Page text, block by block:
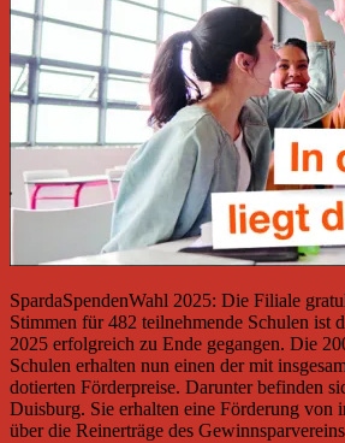
SpardaSpendenWahl 2025: Die Filiale
Stimmen für 482 teilnehmende Schulen ist
2025 erfolgreich zu Ende gegangen. Die
Schulen erhalten nun einen der mit
dotierten Förderpreise. Darunter befinden
Duisburg. Sie erhalten eine Förderung von
über die Reinerträge des